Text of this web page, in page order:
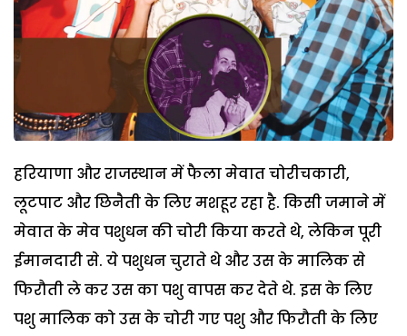
हरियाणा और राजस्थान में फैला मेवात चोरीचकारी,
लूटपाट और छिनैती के लिए मशहूर रहा है. किसी जमाने में
मेवात के मेव पशुधन की चोरी किया करते थे, लेकिन पूरी
ईमानदारी से. ये पशुधन चुराते थे और उस के मालिक से
फिरौती ले कर उस का पशु वापस कर देते थे. इस के लिए
पशु मालिक को उस के चोरी गए पशु और फिरौती के लिए